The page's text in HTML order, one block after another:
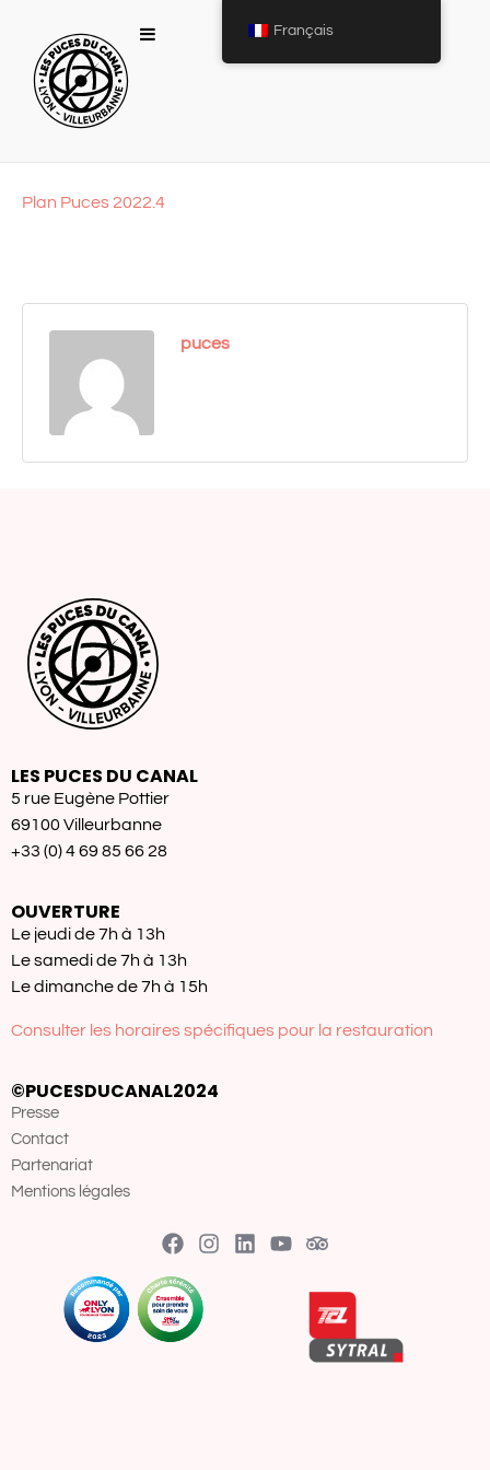
Plan Puces 2022.4
puces
LES PUCES DU CANAL
5 rue Eugène Pottier
69100 Villeurbanne
+33 (0) 4 69 85 66 28
OUVERTURE
Le jeudi de 7h à 13h
Le samedi de 7h à 13h
Le dimanche de 7h à 15h
Consulter les horaires spécifiques pour la restauration
©PUCESDUCANAL2024
Presse
Contact
Partenariat
Mentions légales
Français